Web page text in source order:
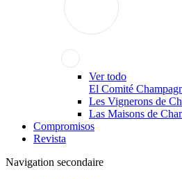
Ver todo
El Comité
Les Vignerons de
Las Maisons de
Compromisos
Revista
Navigation secondaire